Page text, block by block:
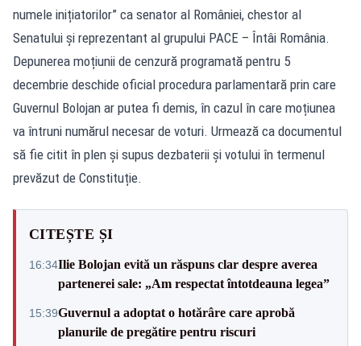
numele inițiatorilor” ca senator al României, chestor al
Senatului și reprezentant al grupului PACE – Întâi România.
Depunerea moțiunii de cenzură programată pentru 5
decembrie deschide oficial procedura parlamentară prin care
Guvernul Bolojan ar putea fi demis, în cazul în care moțiunea
va întruni numărul necesar de voturi. Urmează ca documentul
să fie citit în plen și supus dezbaterii și votului în termenul
prevăzut de Constituție.
CITEȘTE ȘI
16:34Ilie Bolojan evită un răspuns clar despre averea
partenerei sale: „Am respectat întotdeauna legea”
15:39Guvernul a adoptat o hotărâre care aprobă
planurile de pregătire pentru riscuri